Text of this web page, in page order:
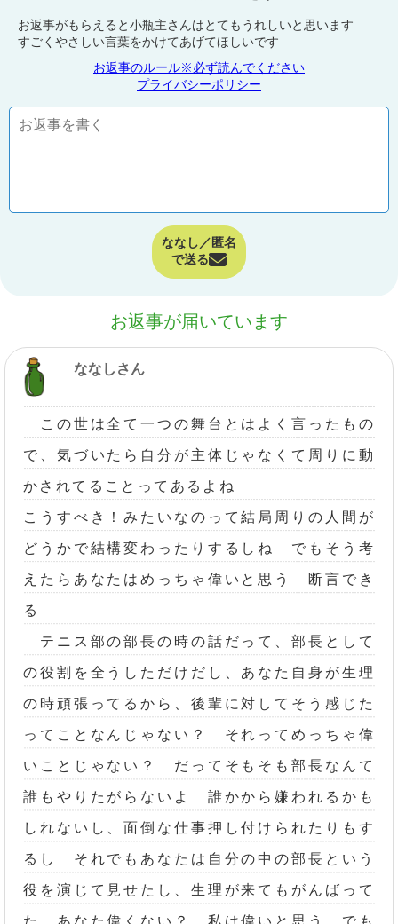
お返事がもらえると小瓶主さんはとてもうれしいと思います
すごくやさしい言葉をかけてあげてほしいです
お返事のルール※必ず読んでください
プライバシーポリシー
ななし／匿名
で送る
お返事が届いています
ななしさん
この世は全て一つの舞台とはよく言ったもの
で、気づいたら自分が主体じゃなくて周りに動
かされてることってあるよね
こうすべき！みたいなのって結局周りの人間が
どうかで結構変わったりするしね でもそう考
えたらあなたはめっちゃ偉いと思う 断言でき
る
テニス部の部長の時の話だって、部長として
の役割を全うしただけだし、あなた自身が生理
の時頑張ってるから、後輩に対してそう感じた
ってことなんじゃない？ それってめっちゃ偉
いことじゃない？ だってそもそも部長なんて
誰もやりたがらないよ 誰かから嫌われるかも
しれないし、面倒な仕事押し付けられたりもす
るし それでもあなたは自分の中の部長という
役を演じて見せたし、生理が来てもがんばって
た あなた偉くない？ 私は偉いと思う でも